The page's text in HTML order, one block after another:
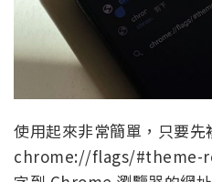
使用起來非常簡單，只要先
chrome://flags/#theme-